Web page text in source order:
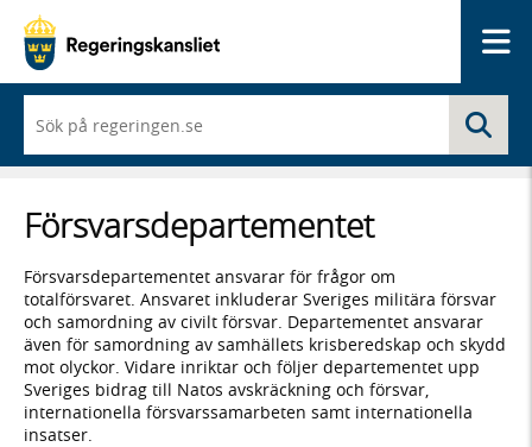
du
börjar
skriva
framträder
en
med
sökförslag
Försvars­­departementet
Försvarsdepartementet ansvarar för frågor om
totalförsvaret. Ansvaret inkluderar Sveriges militära försvar
och samordning av civilt försvar. Departementet ansvarar
även för samordning av samhällets krisberedskap och skydd
mot olyckor. Vidare inriktar och följer departementet upp
Sveriges bidrag till Natos avskräckning och försvar,
internationella försvarssamarbeten samt internationella
insatser.